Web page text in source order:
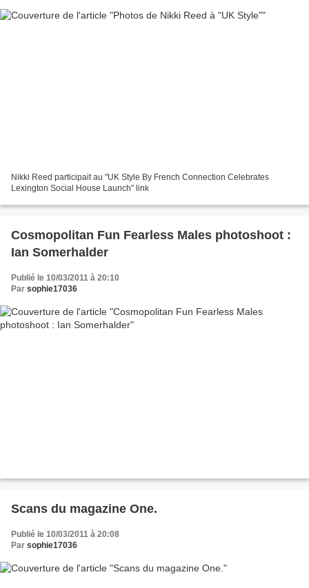
Nikki Reed participait au "UK Style By French Connection Celebrates
Lexington Social House Launch" link
Cosmopolitan Fun Fearless Males photoshoot :
Ian Somerhalder
Publié le 10/03/2011 à 20:10
Par sophie17036
Scans du magazine One.
Publié le 10/03/2011 à 20:08
Par sophie17036